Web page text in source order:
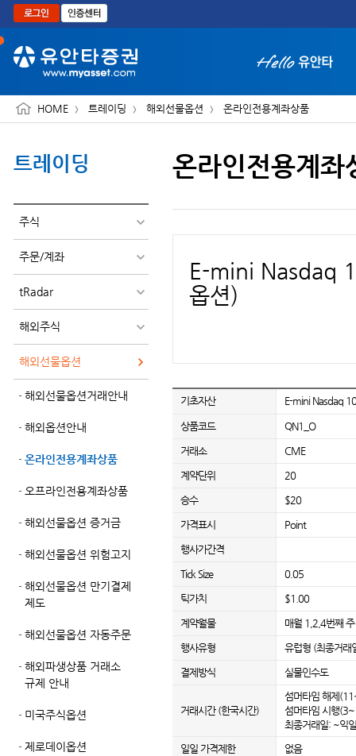
본문으로 바로가기
HOME 트레이딩 해외선물옵션 온라인전용계좌상품
트레이딩
주식
주문/계좌
tRadar
해외주식
해외선물옵션
해외선물옵션거래안내
해외옵션안내
온라인전용계좌상품
오프라인전용계좌상품
해외선물옵션 증거금
해외선물옵션 위험고지
해외선물옵션 만기결제
제도
해외선물옵션 자동주문
해외파생상품 거래소
규제 안내
미국주식옵션
제로데이옵션
온라인전용계좌
E-mini Nasdaq
옵션)
기초자산 E-mini Nasdaq
상품코드 QN1_O
거래소 CME
계약단위 20
승수 $20
가격표시 Point
행사가간격
Tick Size 0.05
틱가치 $1.00
계약월물 매월 1,2,4번째
행사유형 유럽형 (최종거래
결제방식 실물인수도
거래시간 (한국시간)
섬머타임 해제
섬머타임 시행
최종거래일: ~익
일일 가격제한
없음